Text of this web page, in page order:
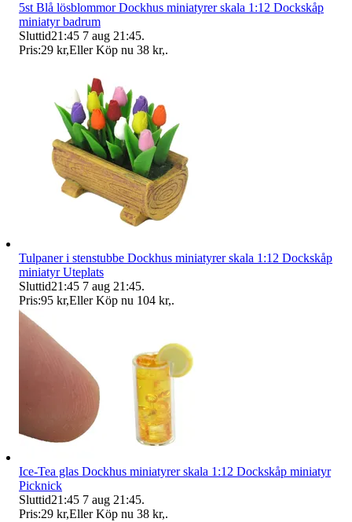
5st Blå lösblommor Dockhus miniatyrer skala 1:12 Dockskåp
miniatyr badrum
Sluttid21:45 7 aug 21:45.
Pris:29 kr,Eller Köp nu 38 kr,.
Tulpaner i stenstubbe Dockhus miniatyrer skala 1:12 Dockskåp
miniatyr Uteplats
Sluttid21:45 7 aug 21:45.
Pris:95 kr,Eller Köp nu 104 kr,.
Ice-Tea glas Dockhus miniatyrer skala 1:12 Dockskåp miniatyr
Picknick
Sluttid21:45 7 aug 21:45.
Pris:29 kr,Eller Köp nu 38 kr,.